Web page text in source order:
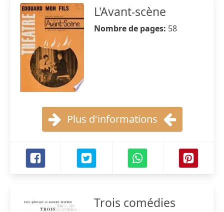
L'Avant-scène
Nombre de pages: 58
Plus d'informations
Trois comédies